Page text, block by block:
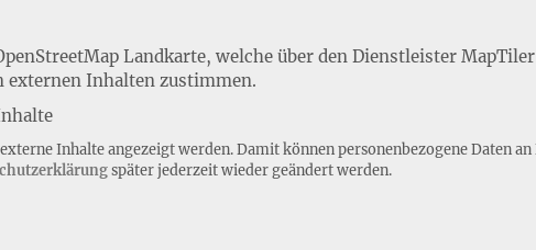
Landkarte, welche über den Dienstleister
externen Inhalten zustimmen.
Inhalte angezeigt werden. Damit können personenbezogene Daten
später jederzeit wieder geändert werden.